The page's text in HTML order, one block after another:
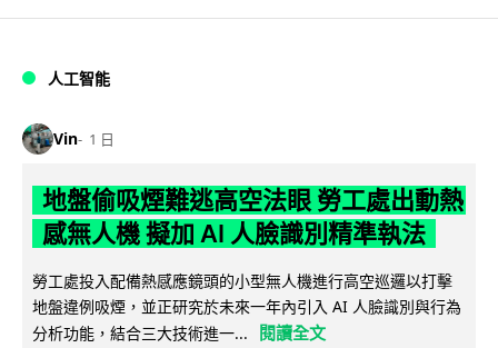
人工智能
Vin 1 日
地盤偷吸煙難逃高空法眼 勞工處出動熱
感無人機 擬加 AI 人臉識別精準執法
勞工處投入配備熱感應鏡頭的小型無人機進行高空巡邏以打擊
地盤違例吸煙，並正研究於未來一年內引入 AI 人臉識別與行為
分析功能，結合三大技術進一...
閱讀全文